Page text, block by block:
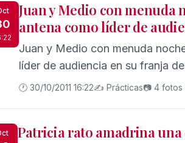
Juan y Medio con menuda
antena como líder de
Juan y Medio con menuda
líder de audiencia en su franja
🕐 30/10/2011 16:22✍️ Prácticas📷 4 fotos
Patricia rato amadrina